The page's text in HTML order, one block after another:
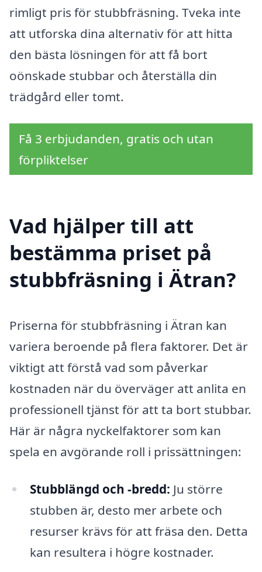
rimligt pris för stubbfräsning. Tveka inte
att utforska dina alternativ för att hitta
den bästa lösningen för att få bort
oönskade stubbar och återställa din
trädgård eller tomt.
Få 3 erbjudanden, gratis och utan
förpliktelser
Vad hjälper till att
bestämma priset på
stubbfräsning i Ätran?
Priserna för stubbfräsning i Ätran kan
variera beroende på flera faktorer. Det är
viktigt att förstå vad som påverkar
kostnaden när du överväger att anlita en
professionell tjänst för att ta bort stubbar.
Här är några nyckelfaktorer som kan
spela en avgörande roll i prissättningen:
Stubblängd och -bredd: Ju större
stubben är, desto mer arbete och
resurser krävs för att fräsa den. Detta
kan resultera i högre kostnader.